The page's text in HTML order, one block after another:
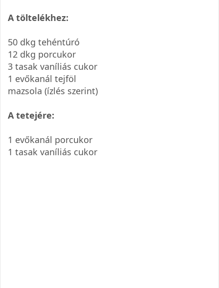
A töltelékhez:
50 dkg tehéntúró
12 dkg porcukor
3 tasak vaníliás cukor
1 evőkanál tejföl
mazsola (ízlés szerint)
A tetejére:
1 evőkanál porcukor
1 tasak vaníliás cukor